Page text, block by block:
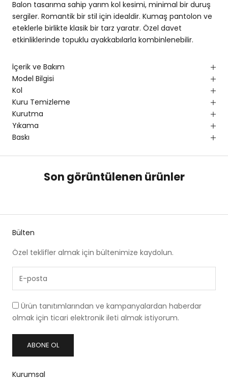
Balon tasarıma sahip yarım kol kesimi, minimal bir duruş
sergiler. Romantik bir stil için idealdir. Kumaş pantolon ve
eteklerle birlikte klasik bir tarz yaratır. Özel davet
etkinliklerinde topuklu ayakkabılarla kombinlenebilir.
İçerik ve Bakım
Model Bilgisi
Kol
Kuru Temizleme
Kurutma
Yıkama
Baskı
Son görüntülenen ürünler
Bülten
Özel teklifler almak için bültenimize kaydolun.
Ürün tanıtımlarından ve kampanyalardan haberdar
olmak için ticari elektronik ileti almak istiyorum.
ABONE OL
Kurumsal